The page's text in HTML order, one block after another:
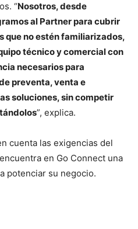
“Nosotros, desde
al Partner para cubrir
que no estén familiarizados,
técnico y comercial con
necesarios para
preventa, venta e
soluciones, sin competir
”, explica.
cuenta las exigencias del
en Go Connect una
potenciar su negocio.